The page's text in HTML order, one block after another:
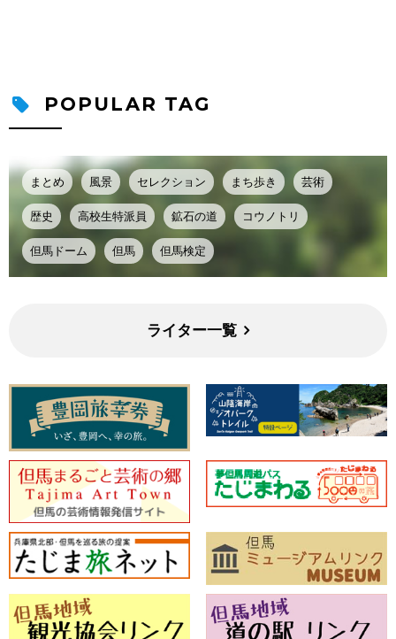
POPULAR TAG
まとめ 風景 セレクション まち歩き 芸術
歴史 高校生特派員 鉱石の道 コウノトリ
但馬ドーム 但馬 但馬検定
ライター一覧